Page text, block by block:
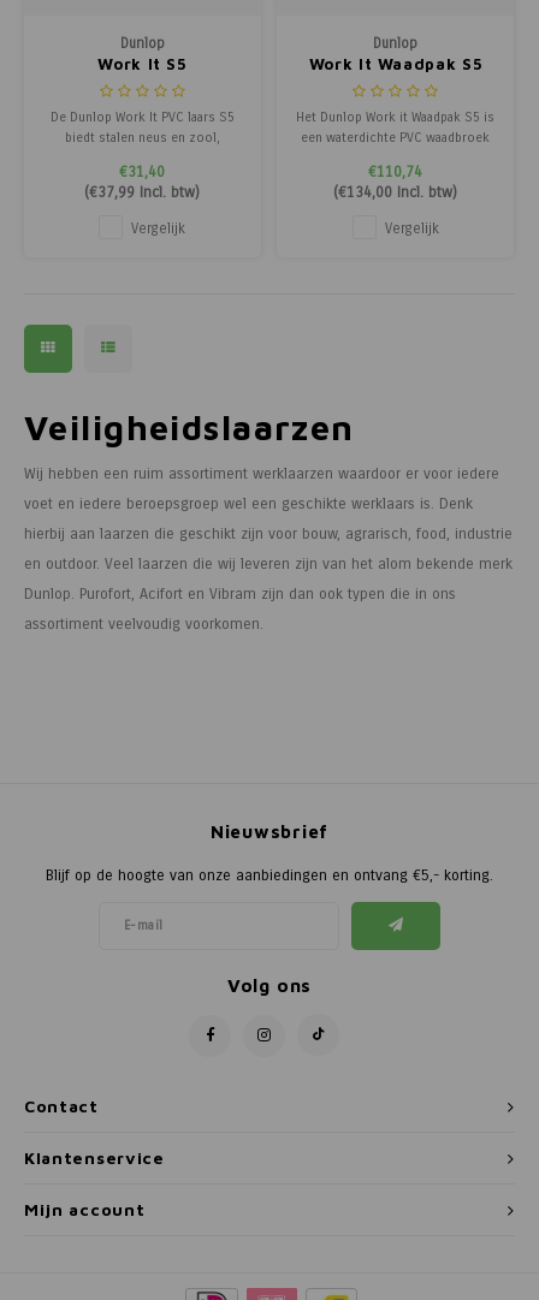
Dunlop
Work It S5
De Dunlop Work It PVC laars S5
biedt stalen neus en zool,
comfortabele Snug-fit pasvorm
voor dagelijks werk.
€31,40
(€37,99 Incl. btw)
Vergelijk
Dunlop
Work It Waadpak S5
Het Dunlop Work it Waadpak S5 is
een waterdichte PVC waadbroek
tussenzool en SRC antislipzool.
€110,74
(€134,00 Incl. btw)
Vergelijk
Veiligheidslaarzen
Wij hebben een ruim assortiment werklaarzen waardoor er voor iedere
voet en iedere beroepsgroep wel een geschikte werklaars is. Denk
hierbij aan laarzen die geschikt zijn voor bouw, agrarisch, food, industrie
en outdoor. Veel laarzen die wij leveren zijn van het alom bekende merk
Dunlop. Purofort, Acifort en Vibram zijn dan ook typen die in ons
assortiment veelvoudig voorkomen.
Contact
Nieuwsbrief
Blijf op de hoogte van onze aanbiedingen en ontvang €5,- korting.
Volg ons
Klantenservice
Mijn account